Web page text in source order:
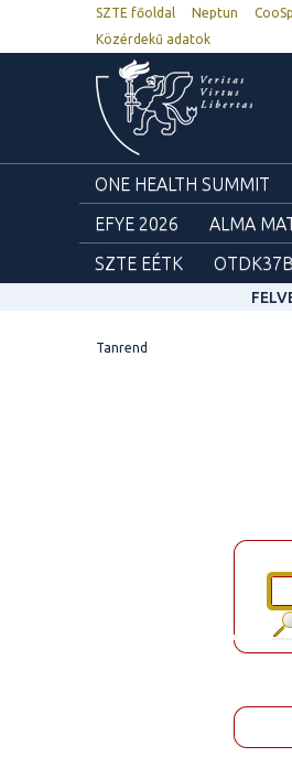
SZTE főoldal Neptun
Közérdekű adatok
ONE HEALTH SUMMIT
EFYE 2026
ALMA
SZTE EÉTK
Tanrend